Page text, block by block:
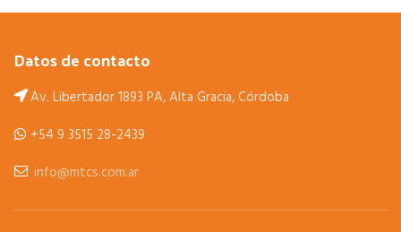
Datos de contacto
Av. Libertador 1893 PA, Alta Gracia, Córdoba
+54 9 3515 28-2439
info@mtcs.com.ar